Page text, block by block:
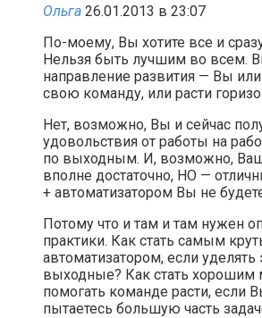
Ольга 26.01.2013 в 23:07
По-моему, Вы хотите все и
Нельзя быть лучшим во всем.
направление развития — Вы или
свою команду, или расти
Нет, возможно, Вы и сейчас
удовольствия от работы на
по выходным. И, возможно,
вполне достаточно, НО —
+ автоматизатором Вы не
Потому что и там и там нужен
практики. Как стать самым
автоматизатором, если уделять
выходные? Как стать
помогать команде расти, если
пытаетесь большую часть